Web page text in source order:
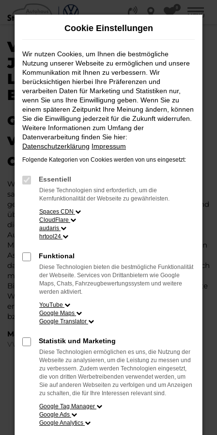
Zum
Hauptinhalt
0
MENÜ
VW T-CROSS
JAHRESWAGEN |
LIEFERSERVICE NACH
BIELEFELD
GAS GEBEN IN BIELEFELD –
VIELLEICHT BALD IM VW T-
CROSS JAHRESWAGEN
Wer Argumente für einen VW T-Cross Jahreswagen
sammelt, wird schnell fündig. Das Fahrzeug ist wie
geschaffen für Fahrten in Bielefeld und Umgebung und
überzeugt durch seine erstklassige Verarbeitung und
die Liebe zum Detail. Hinzu kommt, dass in puncto
Ausstattung in dieser Fahrzeugklasse regelrecht
Maßstäbe gesetzt werden, was sich vor allem in Sachen
Assistenzsysteme und Sicherheit widerspiegelt. Und
dann ist da noch das Design, dass Kenner sprichwörtlich
mit der Zunge schnalzen lässt. In kurzen Worten: für
Bielefeld ist eijn VW T-Cross Jahreswagen eine perfekte
Wahl, alldieweil Sie gegenüber einem Neuwagen
erheblich an Geld sparen und einen soliden Nachlass
bzw. Rabatt erhalten.
Marken
VW
FEHLER: NETWORK ERROR
Beim Laden ist ein Fehler aufgetreten.
Überprüfe deine Firewall und deine
Cookie Einstellungen
Wir nutzen Cookies, um Ihnen die bestmögliche
Nutzung unserer Webseite zu ermöglichen und unsere
Kommunikation mit Ihnen zu verbessern. Wir
berücksichtigen hierbei Ihre Präferenzen und
verarbeiten Daten für Marketing und Statistiken nur,
wenn Sie uns Ihre Einwilligung geben. Wenn Sie zu
einem späteren Zeitpunkt Ihre Meinung ändern, können
Sie die Einwilligung jederzeit für die Zukunft widerrufen.
Weitere Informationen zum Umfang der
Datenverarbeitung finden Sie hier:
Datenschutzerklärung Impressum
Folgende Kategorien von Cookies werden von uns eingesetzt:
Essentiell
Diese Technologien sind erforderlich, um die
Kernfunktionalität der Webseite zu gewährleisten.
Spaces CDN
CloudFlare
audaris
hrtool24
Funktional
Diese Technologien bieten die bestmögliche Funktionalität
der Webseite. Services von Drittanbietern wie Google
Maps, Chats, Fahrzeugbewertungssystem und weitere
werden aktiviert.
YouTube
Google Maps
Google Translator
Statistik und Marketing
Diese Technologien ermöglichen es uns, die Nutzung der
Webseite zu analysieren, um die Leistung zu messen und
zu verbessern. Zudem werden Technologien eingesetzt,
die von dritten Werbetreibenden verwendet werden, um
Sie auf anderen Webseiten zu verfolgen und um Anzeigen
zu schalten, die für Ihre Interessen relevant sind.
Google Tag Manager
Google Ads
Google Analytics